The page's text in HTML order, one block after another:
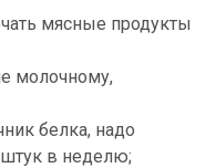
мясные продукты
молочному,
белка, надо
в неделю;